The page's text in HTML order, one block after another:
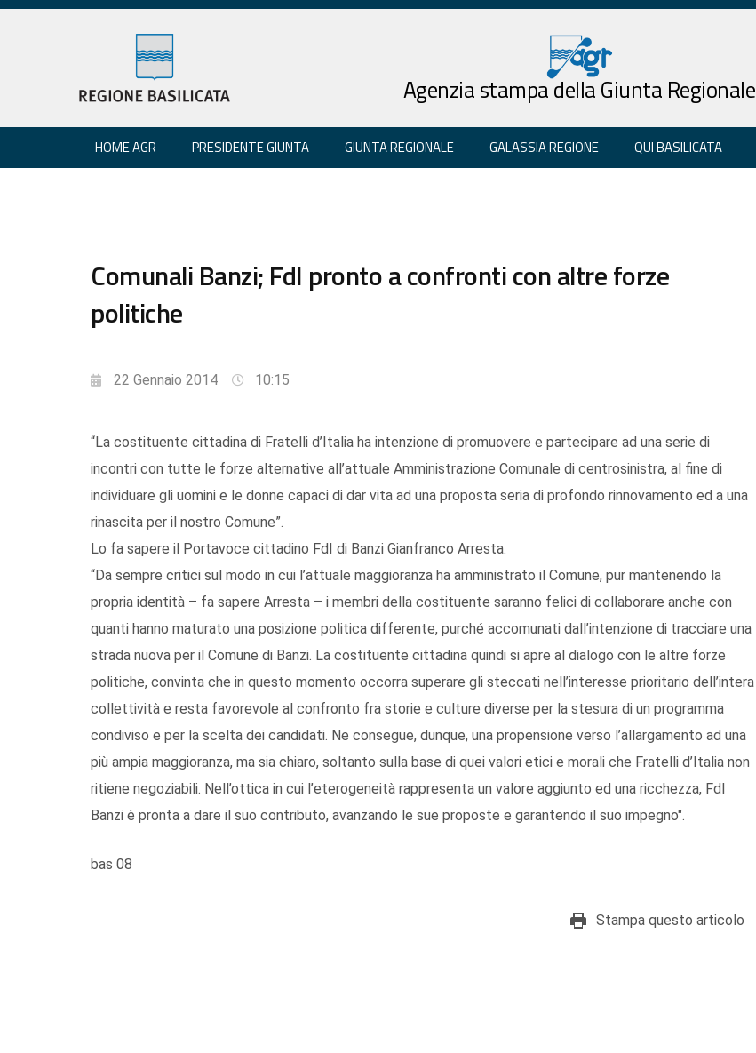
Agenzia stampa della Giunta Regionale
HOME AGR PRESIDENTE GIUNTA GIUNTA REGIONALE GALASSIA REGIONE QUI BASILICATA
Comunali Banzi; FdI pronto a confronti con altre forze
politiche
22 Gennaio 2014 10:15
“La costituente cittadina di Fratelli d’Italia ha intenzione di promuovere e partecipare ad una serie di
incontri con tutte le forze alternative all’attuale Amministrazione Comunale di centrosinistra, al fine di
individuare gli uomini e le donne capaci di dar vita ad una proposta seria di profondo rinnovamento ed a una
rinascita per il nostro Comune”.
Lo fa sapere il Portavoce cittadino FdI di Banzi Gianfranco Arresta.
“Da sempre critici sul modo in cui l’attuale maggioranza ha amministrato il Comune, pur mantenendo la
propria identità – fa sapere Arresta – i membri della costituente saranno felici di collaborare anche con
quanti hanno maturato una posizione politica differente, purché accomunati dall’intenzione di tracciare una
strada nuova per il Comune di Banzi. La costituente cittadina quindi si apre al dialogo con le altre forze
politiche, convinta che in questo momento occorra superare gli steccati nell’interesse prioritario dell’intera
collettività e resta favorevole al confronto fra storie e culture diverse per la stesura di un programma
condiviso e per la scelta dei candidati. Ne consegue, dunque, una propensione verso l’allargamento ad una
più ampia maggioranza, ma sia chiaro, soltanto sulla base di quei valori etici e morali che Fratelli d’Italia non
ritiene negoziabili. Nell’ottica in cui l’eterogeneità rappresenta un valore aggiunto ed una ricchezza, FdI
Banzi è pronta a dare il suo contributo, avanzando le sue proposte e garantendo il suo impegno".
bas 08
Stampa questo articolo